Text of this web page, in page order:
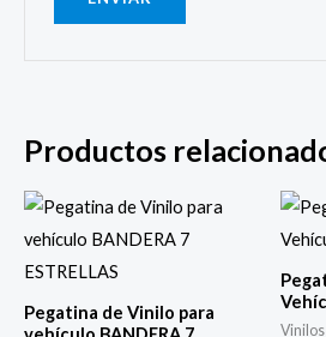
Productos
Pegatina de Vinilo para